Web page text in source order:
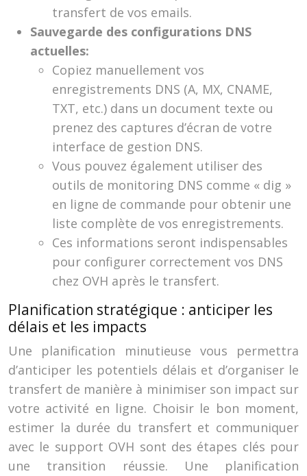
transfert de vos emails.
Sauvegarde des configurations DNS
actuelles:
Copiez manuellement vos
enregistrements DNS (A, MX, CNAME,
TXT, etc.) dans un document texte ou
prenez des captures d’écran de votre
interface de gestion DNS.
Vous pouvez également utiliser des
outils de monitoring DNS comme « dig »
en ligne de commande pour obtenir une
liste complète de vos enregistrements.
Ces informations seront indispensables
pour configurer correctement vos DNS
chez OVH après le transfert.
Planification stratégique : anticiper les
délais et les impacts
Une planification minutieuse vous permettra
d’anticiper les potentiels délais et d’organiser le
transfert de manière à minimiser son impact sur
votre activité en ligne. Choisir le bon moment,
estimer la durée du transfert et communiquer
avec le support OVH sont des étapes clés pour
une transition réussie. Une planification